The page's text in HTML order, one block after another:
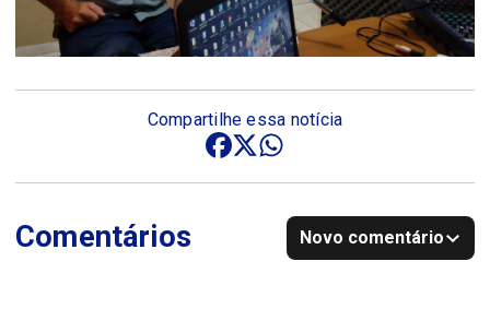
Compartilhe essa notícia
Comentários Novo comentário